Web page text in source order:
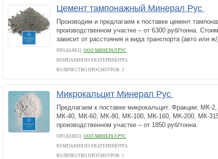
Цемент тампонажный Минерал Рус
Производим и предлагаем к поставке цемент
производственном участке – от 6300 руб/тонна.
зависит от расстояния и вида транспорта (авто или
ПРОДАВЕЦ: ООО МИНЕРАЛ РУС
КОМПАНИЯ ИЗ ЕКАТЕРИНБУРГА
КОЛИЧЕСТВО ПРОСМОТРОВ: 3
Микрокальцит Минерал Рус
Предлагаем к поставке микрокальцит. Фракции:
МК-40, МК-60, МК-80, МК-100, МК-160, МК-200, МК-
производственном участке – от 1850 руб/тонна.
ПРОДАВЕЦ: ООО МИНЕРАЛ РУС
КОМПАНИЯ ИЗ ЕКАТЕРИНБУРГА
КОЛИЧЕСТВО ПРОСМОТРОВ: 1